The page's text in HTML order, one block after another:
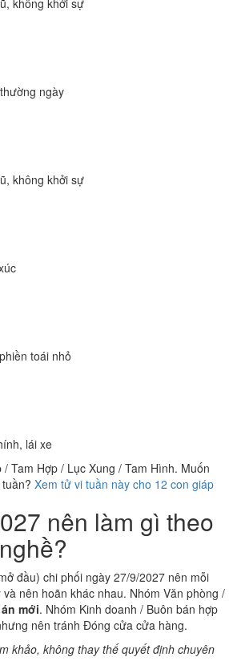
không khởi sự
ngày
không khởi sự
toái nhỏ
lái xe
Tam Hợp / Lục Xung / Tam Hình. Muốn
Xem tử vi tuần này cho 12 con giáp
nên làm gì theo
đầu) chi phối ngày 27/9/2027 nên mỗi
nên hoãn khác nhau. Nhóm Văn phòng /
mới. Nhóm Kinh doanh / Buôn bán hợp
nên tránh Đóng cửa cửa hàng.
khảo, không thay thế quyết định chuyên